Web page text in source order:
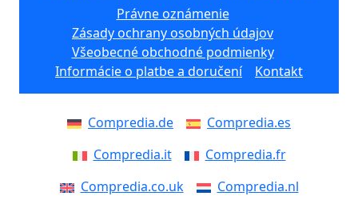
Právne oznámenie
Zásady ochrany osobných údajov
Všeobecné obchodné podmienky
Informácie o platbe a doručení
Kontakt
Compredia.de
Compredia.es
Compredia.it
Compredia.fr
Compredia.co.uk
Compredia.nl